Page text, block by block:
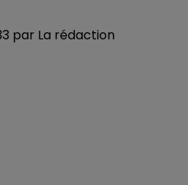
par La rédaction